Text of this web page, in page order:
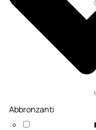
Abbronzanti